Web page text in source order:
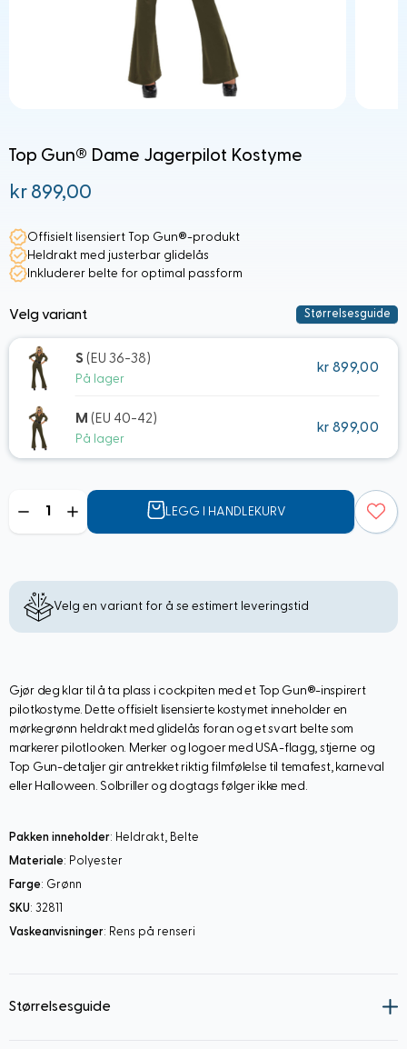
Top Gun® Dame Jagerpilot Kostyme
Fra:
kr 899,00
Offisielt lisensiert Top Gun®-produkt
Heldrakt med justerbar glidelås
Inkluderer belte for optimal passform
Velg variant Størrelsesguide
S (EU 36-38)
På lager
kr 899,00
M (EU 40-42)
På lager
kr 899,00
LEGG I HANDLEKURV
Velg en variant for å se estimert leveringstid
Gjør deg klar til å ta plass i cockpiten med et Top Gun®-inspirert
pilotkostyme. Dette offisielt lisensierte kostymet inneholder en
mørkegrønn heldrakt med glidelås foran og et svart belte som
markerer pilotlooken. Merker og logoer med USA-flagg, stjerne og
Top Gun-detaljer gir antrekket riktig filmfølelse til temafest, karneval
eller Halloween. Solbriller og dogtags følger ikke med.
Pakken inneholder: Heldrakt, Belte
Materiale: Polyester
Farge: Grønn
SKU: 32811
Vaskeanvisninger: Rens på renseri
Størrelsesguide